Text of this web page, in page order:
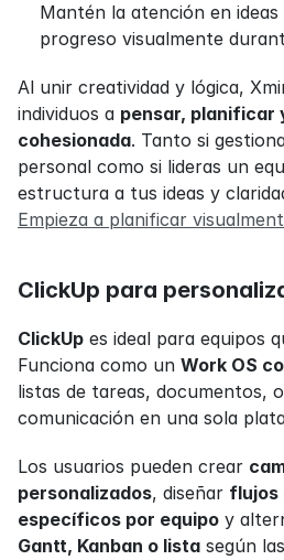
Mantén la atención en
progreso visualmente
Al unir creatividad y lógica,
individuos a pensar, planificar
cohesionada. Tanto si
personal como si lideras un
Empieza a planificar
ClickUp para
ClickUp es ideal para equipos
Funciona como un Work OS
listas de tareas, documentos,
comunicación en una sola
Los usuarios pueden crear
personalizados, diseñar flujos
específicos por equipo y
Gantt, Kanban o lista según